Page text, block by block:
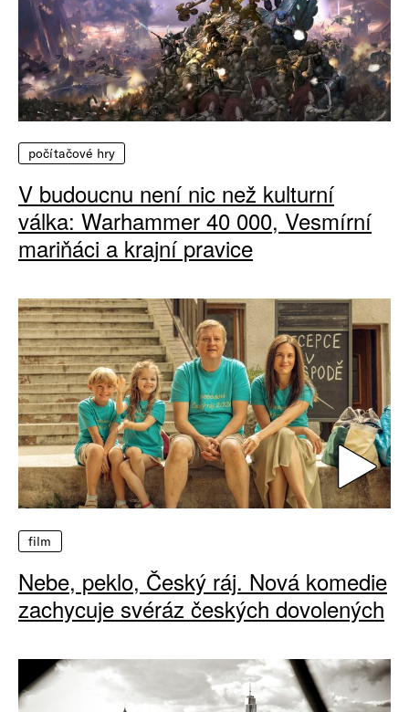
počítačové hry
V budoucnu není nic než kulturní
válka: Warhammer 40 000, Vesmírní
mariňáci a krajní pravice
film
Nebe, peklo, Český ráj. Nová komedie
zachycuje svéráz českých dovolených